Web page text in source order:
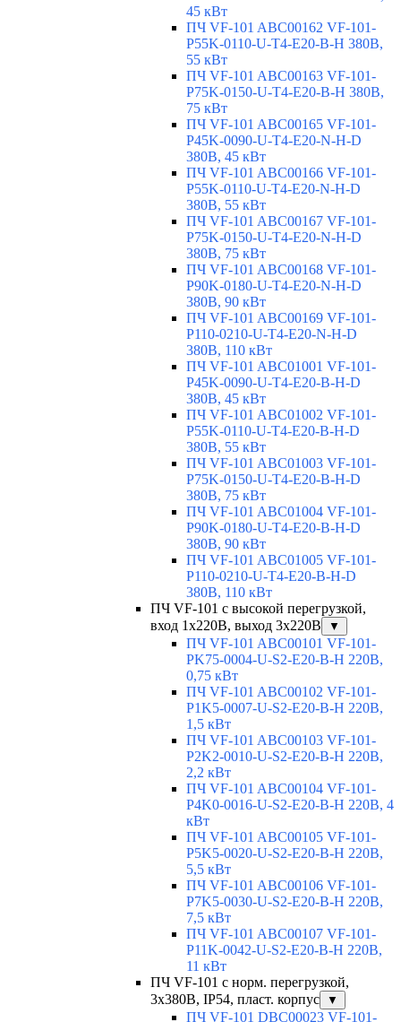
45 кВт
ПЧ VF-101 ABC00162 VF-101-
P55K-0110-U-T4-E20-B-H 380В,
55 кВт
ПЧ VF-101 ABC00163 VF-101-
P75K-0150-U-T4-E20-B-H 380В,
75 кВт
ПЧ VF-101 ABC00165 VF-101-
P45K-0090-U-T4-E20-N-H-D
380В, 45 кВт
ПЧ VF-101 ABC00166 VF-101-
P55K-0110-U-T4-E20-N-H-D
380В, 55 кВт
ПЧ VF-101 ABC00167 VF-101-
P75K-0150-U-T4-E20-N-H-D
380В, 75 кВт
ПЧ VF-101 ABC00168 VF-101-
P90K-0180-U-T4-E20-N-H-D
380В, 90 кВт
ПЧ VF-101 ABC00169 VF-101-
P110-0210-U-T4-E20-N-H-D
380В, 110 кВт
ПЧ VF-101 ABC01001 VF-101-
P45K-0090-U-T4-E20-B-H-D
380В, 45 кВт
ПЧ VF-101 ABC01002 VF-101-
P55K-0110-U-T4-E20-B-H-D
380В, 55 кВт
ПЧ VF-101 ABC01003 VF-101-
P75K-0150-U-T4-E20-B-H-D
380В, 75 кВт
ПЧ VF-101 ABC01004 VF-101-
P90K-0180-U-T4-E20-B-H-D
380В, 90 кВт
ПЧ VF-101 ABC01005 VF-101-
P110-0210-U-T4-E20-B-H-D
380В, 110 кВт
ПЧ VF-101 с высокой перегрузкой,
вход 1х220В, выход 3х220В
▼
ПЧ VF-101 ABC00101 VF-101-
PK75-0004-U-S2-E20-B-H 220В,
0,75 кВт
ПЧ VF-101 ABC00102 VF-101-
P1K5-0007-U-S2-E20-B-H 220В,
1,5 кВт
ПЧ VF-101 ABC00103 VF-101-
P2K2-0010-U-S2-E20-B-H 220В,
2,2 кВт
ПЧ VF-101 ABC00104 VF-101-
P4K0-0016-U-S2-E20-B-H 220В, 4
кВт
ПЧ VF-101 ABC00105 VF-101-
P5K5-0020-U-S2-E20-B-H 220В,
5,5 кВт
ПЧ VF-101 ABC00106 VF-101-
P7K5-0030-U-S2-E20-B-H 220В,
7,5 кВт
ПЧ VF-101 ABC00107 VF-101-
P11K-0042-U-S2-E20-B-H 220В,
11 кВт
ПЧ VF-101 с норм. перегрузкой,
3х380В, IP54, пласт. корпус
▼
ПЧ VF-101 DBC00023 VF-101-